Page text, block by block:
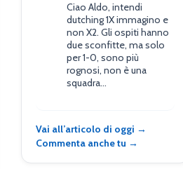
Ciao Aldo, intendi
dutching 1X immagino e
non X2. Gli ospiti hanno
due sconfitte, ma solo
per 1-0, sono più
rognosi, non è una
squadra…
Vai all’articolo di oggi →
Commenta anche tu →